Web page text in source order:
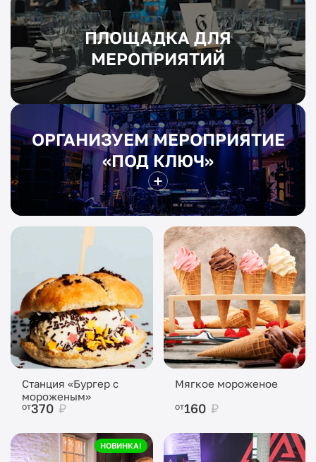
ПЛОЩАДКА ДЛЯ
МЕРОПРИЯТИЙ
ОРГАНИЗУЕМ МЕРОПРИЯТИЕ
«ПОД КЛЮЧ»
Станция «Бургер с
мороженым»
от370 ₽
Мягкое мороженое
от160 ₽
НОВИНКА!